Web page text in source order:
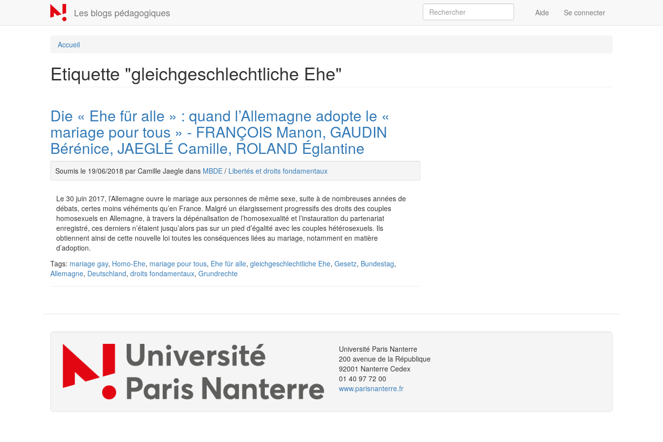
contenu
Les blogs pédagogiques Aide Se connecter
Accueil
Etiquette "gleichgeschlechtliche Ehe"
Die « Ehe für alle » : quand l’Allemagne adopte le «
mariage pour tous » - FRANÇOIS Manon, GAUDIN
Bérénice, JAEGLÉ Camille, ROLAND Églantine
Soumis le 19/06/2018 par Camille Jaegle dans MBDE / Libertés et droits fondamentaux
Le 30 juin 2017, l’Allemagne ouvre le mariage aux personnes de même sexe, suite à de nombreuses années de
débats, certes moins véhéments qu’en France. Malgré un élargissement progressifs des droits des couples
homosexuels en Allemagne, à travers la dépénalisation de l’homosexualité et l’instauration du partenariat
enregistré, ces derniers n’étaient jusqu’alors pas sur un pied d’égalité avec les couples hétérosexuels. Ils
obtiennent ainsi de cette nouvelle loi toutes les conséquences liées au mariage, notamment en matière
d’adoption.
Tags: mariage gay, Homo-Ehe, mariage pour tous, Ehe für alle, gleichgeschlechtliche Ehe, Gesetz, Bundestag,
Allemagne, Deutschland, droits fondamentaux, Grundrechte
Université Paris Nanterre
200 avenue de la République
92001 Nanterre Cedex
01 40 97 72 00
www.parisnanterre.fr